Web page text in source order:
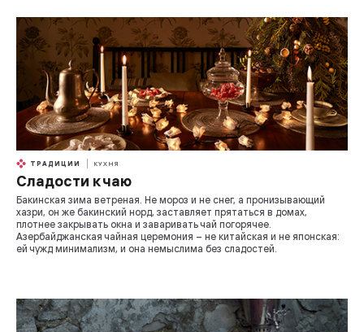
ТРАДИЦИИ КУХНЯ
Сладости к чаю
Бакинская зима ветреная. Не мороз и не снег, а пронизывающий
хазри, он же бакинский норд, заставляет прятаться в домах,
плотнее закрывать окна и заваривать чай погорячее.
Азербайджанская чайная церемония – не китайская и не японская:
ей чужд минимализм, и она немыслима без сладостей.